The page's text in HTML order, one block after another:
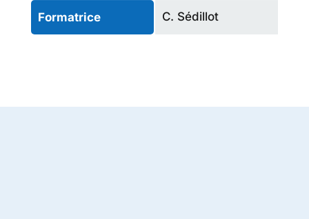
Formatrice C. Sédillot